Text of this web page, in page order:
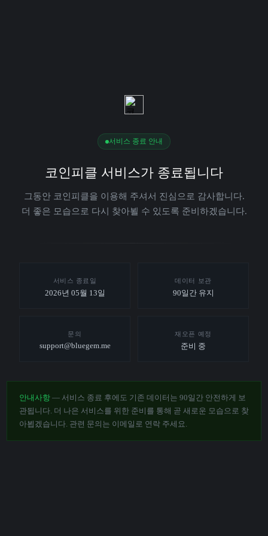
서비스 종료 안내
코인피클 서비스가 종료됩니다
그동안 코인피클을 이용해 주셔서 진심으로 감사합니다.
더 좋은 모습으로 다시 찾아뵐 수 있도록 준비하겠습니다.
서비스 종료일
2026년 05월 13일
데이터 보관
90일간 유지
문의
support@bluegem.me
재오픈 예정
준비 중
안내사항 — 서비스 종료 후에도 기존 데이터는 90일간 안전하게 보
관됩니다. 더 나은 서비스를 위한 준비를 통해 곧 새로운 모습으로 찾
아뵙겠습니다. 관련 문의는 이메일로 연락 주세요.